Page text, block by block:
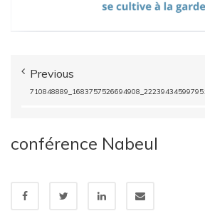
Previous
conférence Nabeul